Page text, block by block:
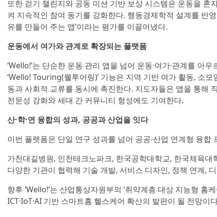
또한 걷기 챌린지와 공동 미션 기반 보상 시스템은 운동을 혼
켜 지속적인 참여 동기를 강화한다. 행동경제학적 설계를 반
유를 만들어 주는 앱’이라는 평가를 이끌어냈다.
운동에서 여가와 관계로 확장되는 플랫폼
‘Wello!’는 단순한 운동 관리 앱을 넘어 운동·여가·관계를 아
‘Wello! Touring(웰투어링)’ 기능은 지역 기반 여가 활동, 소
동과 사회적 교류를 동시에 촉진한다. 지도자들은 앱을 통해
전문성 강화와 세대 간 커뮤니티 형성에도 기여한다.
산·학·연 융합의 성과, 공공과 산업을 잇다
이번 플랫폼은 단일 연구 성과를 넘어 공공-산업 연계형 융합
가천대길병원, 인천테크노파크, 한국공학대학교, 한국체육
다양한 기관이 협력해 기술 개발, 서비스 디자인, 정책 연계,
향후 ‘Wello!’는 산업통상자원부의 ‘취약계층 대상 지능형 홈
ICT·IoT·AI 기반 스마트홈 헬스케어 확산의 발판이 될 전망이